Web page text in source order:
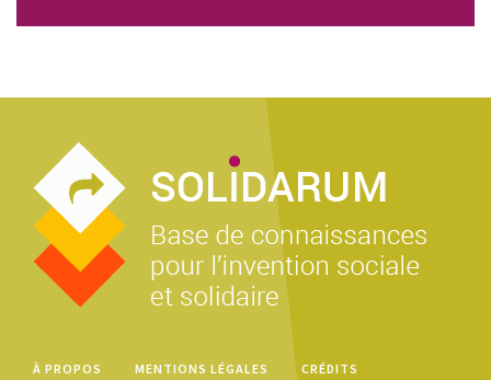
À PROPOS MENTIONS LÉGALES CRÉDITS